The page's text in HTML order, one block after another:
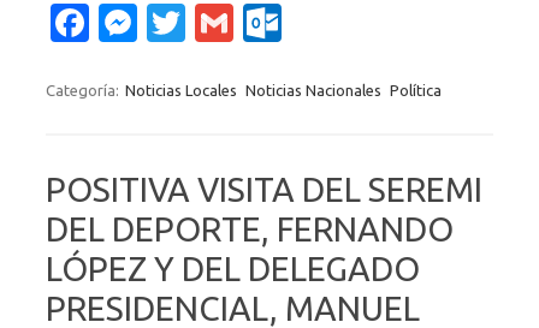
Fa
e
o
o
k
M
se
g
er
T
it
r
G
ail lo
k.
c
o
m
Categoría: Noticias Locales Noticias Nacionales Política
POSITIVA VISITA DEL SEREMI
DEL DEPORTE, FERNANDO
LÓPEZ Y DEL DELEGADO
PRESIDENCIAL, MANUEL